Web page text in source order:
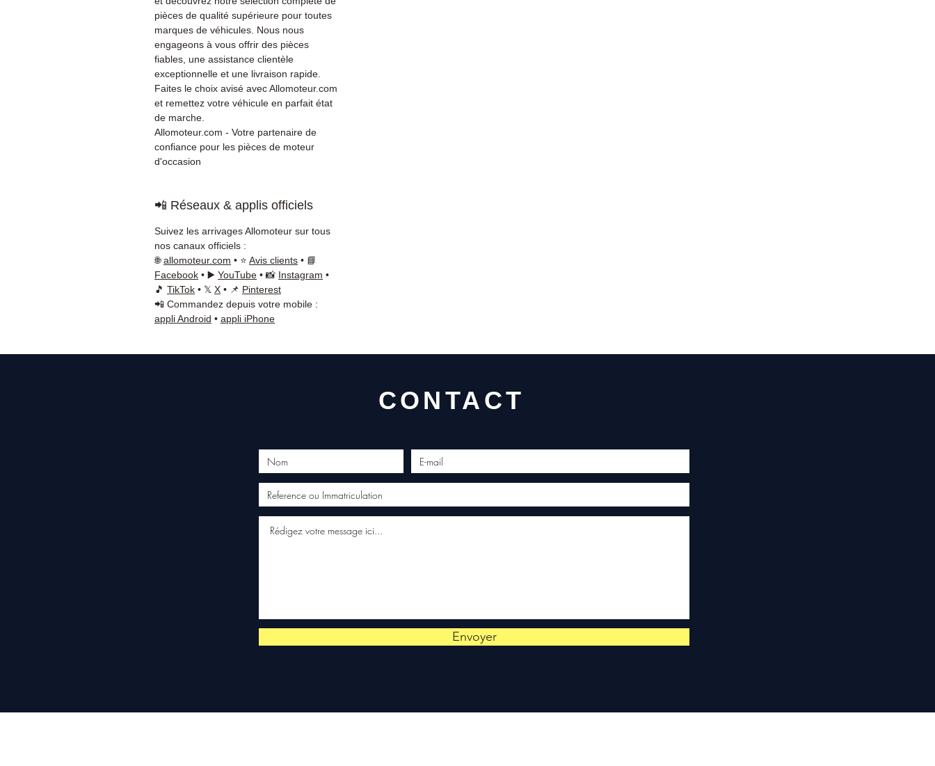
pièces de qualité supérieure pour toutes
marques de véhicules. Nous nous
engageons à vous offrir des pièces
fiables, une assistance clientèle
exceptionnelle et une livraison rapide.
Faites le choix avisé avec Allomoteur.com
et remettez votre véhicule en parfait état
de marche.
Allomoteur.com - Votre partenaire de
confiance pour les pièces de moteur
d'occasion
📲 Réseaux & applis officiels
Suivez les arrivages Allomoteur sur tous
nos canaux officiels :
🌐allomoteur.com • ⭐ Avis clients • 📘
Facebook • ▶️ YouTube • 📸 Instagram •
🎵 TikTok • 𝕏 X • 📌 Pinterest
📲 Commandez depuis votre mobile :
appli Android • appli iPhone
CONTACT
Envoyer